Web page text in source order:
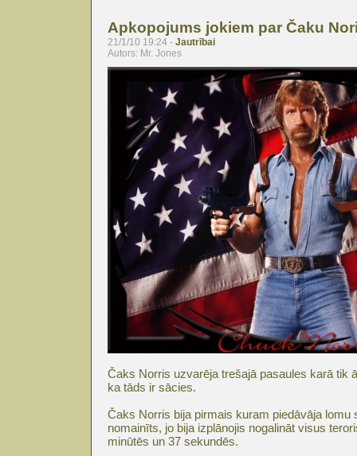
Apkopojums jokiem par Čaku
21/1/10 19:24 - Jautrībai
Autors: Mr. Jones
Čaks Norris uzvarēja trešajā pasaules karā tik
ka tāds ir sācies.
Čaks Norris bija pirmais kuram piedāvāja lomu
nomainīts, jo bija izplānojis nogalināt visus
minūtēs un 37 sekundēs.